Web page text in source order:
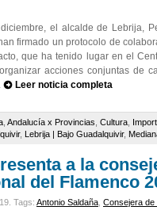
el alcalde de Lebrija,
firmado un protocolo de
que ha tenido lugar en el
acciones conjuntas de
Leer noticia completa
Andalucía x Provincias Cultura
, Lebrija | Bajo Guadalquivir,
a la
del Flamenco
Tags: Antonio Saldaña Consejera de